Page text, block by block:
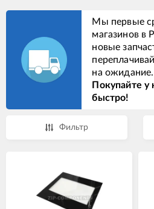
Мы первые
магазинов в
новые
на ожидание.
Покупайте у
быстро!
Фильтр